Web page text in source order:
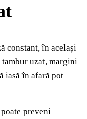
constant, în același
uzat, margini
iasă în afară pot
preveni